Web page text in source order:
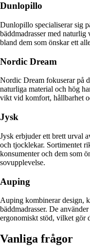
Dunlopillo
Dunlopillo specialiserar sig
bäddmadrasser med
bland dem som önskar ett
Nordic Dream
Nordic Dream fokuserar på
naturliga material och hög
vikt vid komfort, hållbarhet
Jysk
Jysk erbjuder ett brett urval
och tjocklekar. Sortimentet
konsumenter och dem som
sovupplevelse.
Auping
Auping kombinerar design,
bäddmadrasser. De
ergonomiskt stöd, vilket gör
Vanliga frågor